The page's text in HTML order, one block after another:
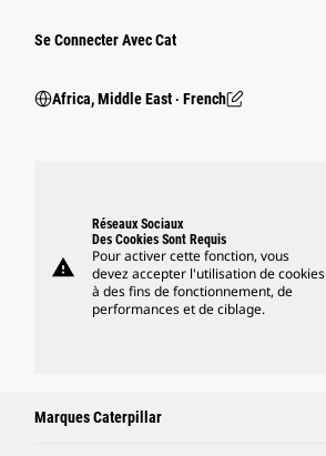
Se Connecter Avec Cat
Africa, Middle East ‧ French
warning
Réseaux Sociaux
Des Cookies Sont Requis
Pour activer cette fonction, vous
devez accepter l'utilisation de cookies
à des fins de fonctionnement, de
performances et de ciblage.
Marques Caterpillar